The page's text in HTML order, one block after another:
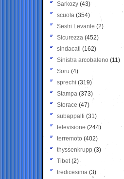
Sarkozy (43)
scuola (354)
Sestri Levante (2)
Sicurezza (452)
sindacati (162)
Sinistra arcobaleno (11)
Soru (4)
sprechi (319)
Stampa (373)
Storace (47)
subappalti (31)
televisione(244)
terremoto (402)
thyssenkrupp (3)
Tibet(2)
tredicesima (3)